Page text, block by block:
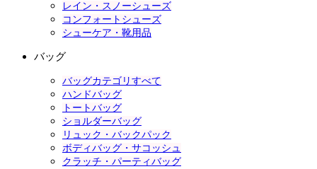
レイン・スノーシューズ
コンフォートシューズ
シューケア・靴用品
バッグ
バッグカテゴリすべて
ハンドバッグ
トートバッグ
ショルダーバッグ
リュック・バックパック
ボディバッグ・サコッシュ
クラッチ・パーティバッグ